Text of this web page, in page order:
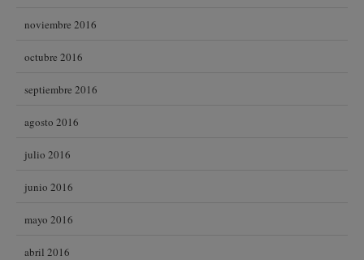
noviembre 2016
octubre 2016
septiembre 2016
agosto 2016
julio 2016
junio 2016
mayo 2016
abril 2016